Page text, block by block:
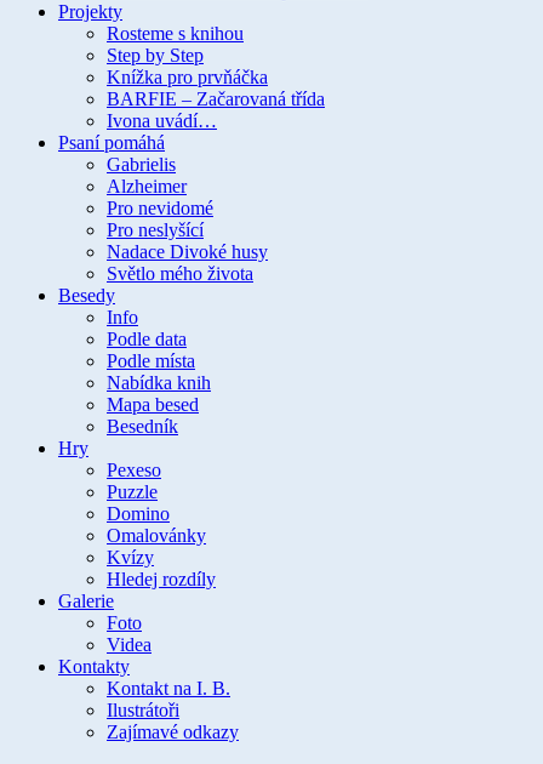
Projekty
Rosteme s knihou
Step by Step
Knížka pro prvňáčka
BARFIE – Začarovaná třída
Ivona uvádí…
Psaní pomáhá
Gabrielis
Alzheimer
Pro nevidomé
Pro neslyšící
Nadace Divoké husy
Světlo mého života
Besedy
Info
Podle data
Podle místa
Nabídka knih
Mapa besed
Besedník
Hry
Pexeso
Puzzle
Domino
Omalovánky
Kvízy
Hledej rozdíly
Galerie
Foto
Videa
Kontakty
Kontakt na I. B.
Ilustrátoři
Zajímavé odkazy